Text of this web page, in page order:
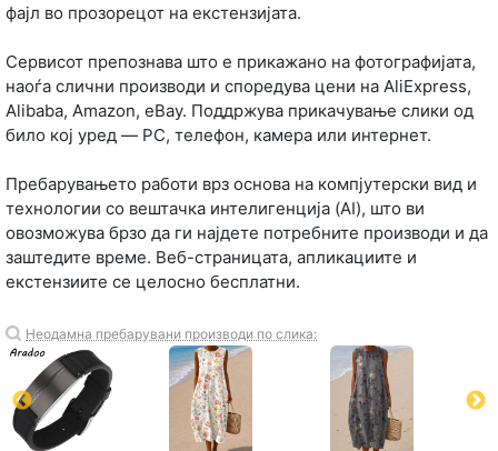
фајл во прозорецот на екстензијата.
Сервисот препознава што е прикажано на фотографијата,
наоѓа слични производи и споредува цени на AliExpress,
Alibaba, Amazon, eBay. Поддржува прикачување слики од
било кој уред — PC, телефон, камера или интернет.
Пребарувањето работи врз основа на компјутерски вид и
технологии со вештачка интелигенција (AI), што ви
овозможува брзо да ги најдете потребните производи и да
заштедите време. Веб-страницата, апликациите и
екстензиите се целосно бесплатни.
Неодамна пребарувани производи по слика: